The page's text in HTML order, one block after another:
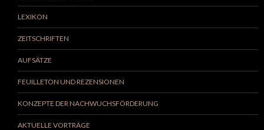
LEXIKON
ZEITSCHRIFTEN
AUFSÄTZE
FEUILLETON UND REZENSIONEN
KONZEPTE DER NACHWUCHSFÖRDERUNG
AKTUELLE VORTRÄGE